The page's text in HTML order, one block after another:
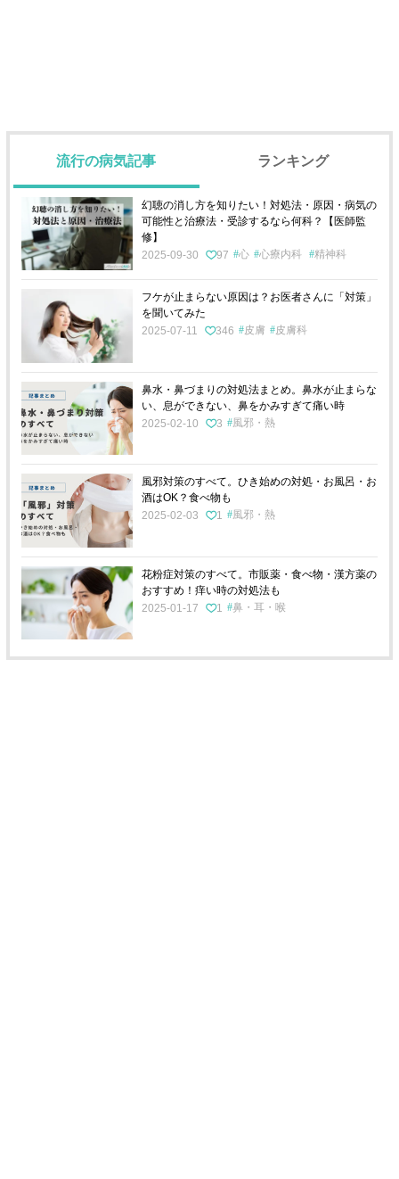
流行の病気記事 ランキング
幻聴の消し方を知りたい！対処法・原因・病気の
可能性と治療法・受診するなら何科？【医師監
修】
2025-09-30
97 心 心療内科 精神科
フケが止まらない原因は？お医者さんに「対策」
を聞いてみた
2025-07-11
346 皮膚 皮膚科
鼻水・鼻づまりの対処法まとめ。鼻水が止まらな
い、息ができない、鼻をかみすぎて痛い時
2025-02-10
3 風邪・熱
風邪対策のすべて。ひき始めの対処・お風呂・お
酒はOK？食べ物も
2025-02-03
1 風邪・熱
花粉症対策のすべて。市販薬・食べ物・漢方薬の
おすすめ！痒い時の対処法も
2025-01-17
1 鼻・耳・喉